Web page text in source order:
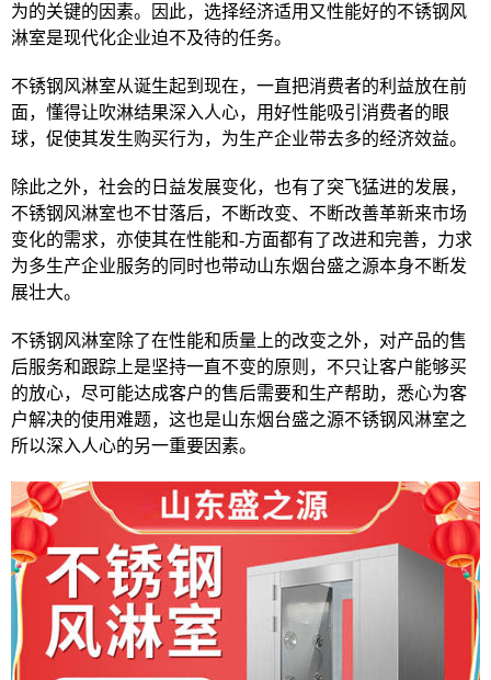
为的关键的因素。因此，选择经济适用又性能好的不锈钢风
淋室是现代化企业迫不及待的任务。
不锈钢风淋室从诞生起到现在，一直把消费者的利益放在前
面，懂得让吹淋结果深入人心，用好性能吸引消费者的眼
球，促使其发生购买行为，为生产企业带去多的经济效益。
除此之外，社会的日益发展变化，也有了突飞猛进的发展，
不锈钢风淋室也不甘落后，不断改变、不断改善革新来市场
变化的需求，亦使其在性能和-方面都有了改进和完善，力求
为多生产企业服务的同时也带动山东烟台盛之源本身不断发
展壮大。
不锈钢风淋室除了在性能和质量上的改变之外，对产品的售
后服务和跟踪上是坚持一直不变的原则，不只让客户能够买
的放心，尽可能达成客户的售后需要和生产帮助，悉心为客
户解决的使用难题，这也是山东烟台盛之源不锈钢风淋室之
所以深入人心的另一重要因素。